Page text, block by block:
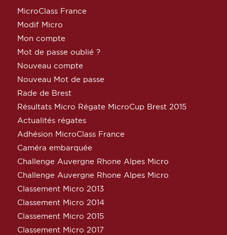
MicroClass France
Modif Micro
Mon compte
Mot de passe oublié ?
Nouveau compte
Nouveau Mot de passe
Rade de Brest
Résultats Micro Régate MicroCup Brest 2015
Actualités régates
Adhésion MicroClass France
Caméra embarquée
Challenge Auvergne Rhone Alpes Micro
Challenge Auvergne Rhone Alpes Micro
Classement Micro 2013
Classement Micro 2014
Classement Micro 2015
Classement Micro 2017